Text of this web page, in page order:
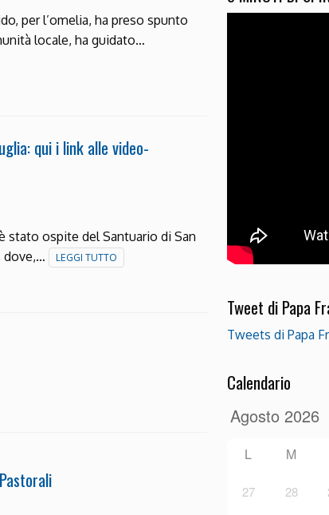
per l’omelia, ha preso spunto
locale, ha guidato…
qui i link alle video-
stato ospite del Santuario di San
dove,…
LEGGI TUTTO
Tweet di Papa
Tweets di Papa
Calendario
L M
27 28